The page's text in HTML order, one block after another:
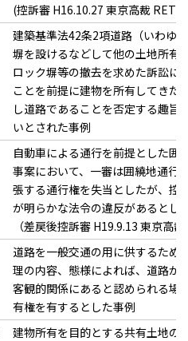
(控訴審 H16.10.27 東京高裁
建築基準法42条2項道路（いわゆ
塀を設けるなどして他の土地所有
ロック塀等の撤去を求めた訴訟に
ことを前提に建物を所有してきた
し道路であることを否定する趣旨
いとされた事例
自動車による通行を前提とした囲
事案において、一審は囲繞地通行
張する通行権を失当としたが、控
が明らかな法令の違反があるとし
（差戻後控訴審 H19.9.13 東京高
道路を一般交通の用に供するため
理の内容、態様によれば、道路が
客観的関係にあると認められる場
有権を有するとした事例
建物所有を目的とする共有土地の